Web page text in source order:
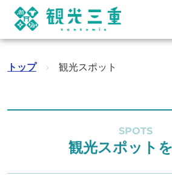
トップ › 観光スポット
SPOTS
観光スポット